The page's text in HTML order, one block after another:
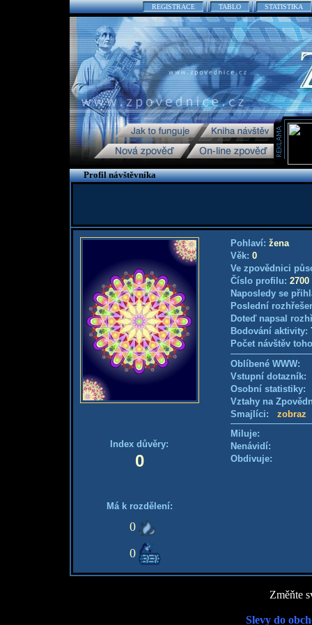
REGISTRACE TABLO STATISTIKA
Profil návštěvníka
Index důvěry:
0
Má k rozdělení:
0
0
Pohlaví: žena
Věk: 0
Ve zpovědnici
Číslo profilu: 2700
Naposledy se
Poslední
Doteď napsal
Bodování aktivity:
Počet návštěv
Oblíbené WWW:
Vstupní
Osobní
Vztahy na
Smajlíci: zobraz
Miluje:
Nenávidí:
Obdivuje:
Změňte
Slevy do